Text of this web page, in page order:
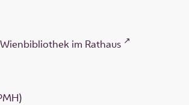
im Rathaus